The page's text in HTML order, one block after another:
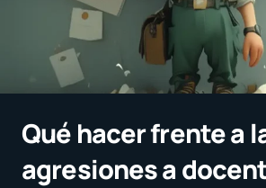
Qué hacer frente a
agresiones a